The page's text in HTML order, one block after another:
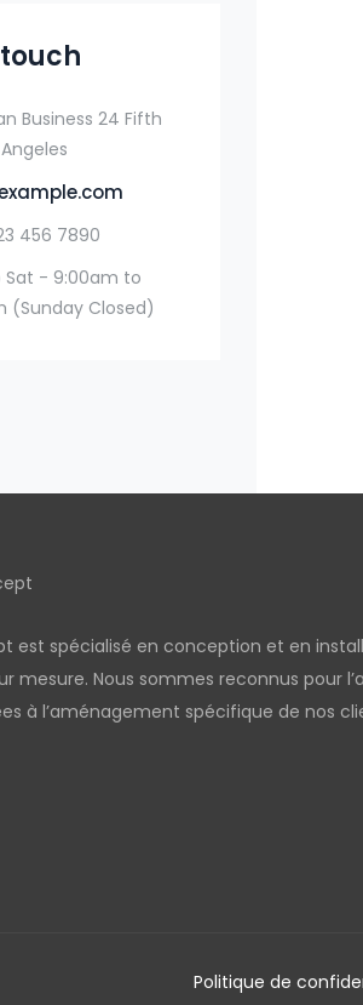
Business 24 Fifth
456 7890
Sat - 9:00am to
(Sunday Closed)
est spécialisé en conception et en
mesure. Nous sommes reconnus pour
à l’aménagement spécifique de nos
Politique de